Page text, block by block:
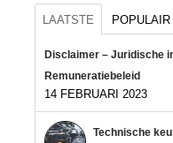
LAATSTE POPULAIR
Disclaimer – Juridische
Remuneratiebeleid
14 FEBRUARI 2023
Technische